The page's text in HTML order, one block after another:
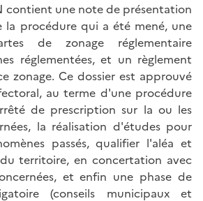
contient une note de présentation
procédure qui a été mené, une
de zonage réglementaire
réglementées, et un règlement
zonage. Ce dossier est approuvé
au terme d'une procédure
de prescription sur la ou les
la réalisation d'études pour
passés, qualifier l'aléa et
territoire, en concertation avec
et enfin une phase de
(conseils municipaux et